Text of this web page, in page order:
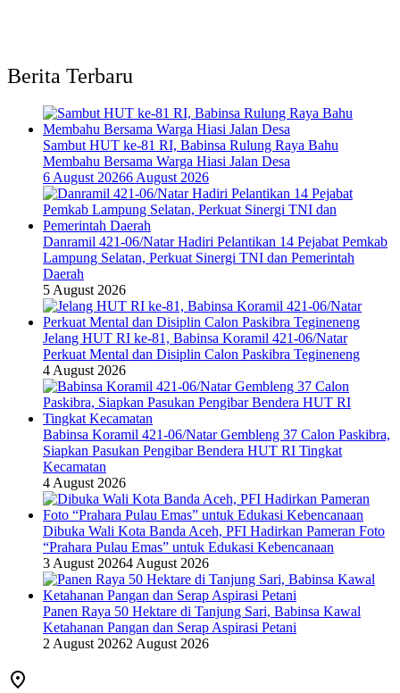
Berita Terbaru
Sambut HUT ke-81 RI, Babinsa Rulung Raya Bahu
Membahu Bersama Warga Hiasi Jalan Desa
6 August 20266 August 2026
Danramil 421-06/Natar Hadiri Pelantikan 14 Pejabat Pemkab
Lampung Selatan, Perkuat Sinergi TNI dan Pemerintah
Daerah
5 August 2026
Jelang HUT RI ke-81, Babinsa Koramil 421-06/Natar
Perkuat Mental dan Disiplin Calon Paskibra Tegineneng
4 August 2026
Babinsa Koramil 421-06/Natar Gembleng 37 Calon Paskibra,
Siapkan Pasukan Pengibar Bendera HUT RI Tingkat
Kecamatan
4 August 2026
Dibuka Wali Kota Banda Aceh, PFI Hadirkan Pameran Foto
“Prahara Pulau Emas” untuk Edukasi Kebencanaan
3 August 20264 August 2026
Panen Raya 50 Hektare di Tanjung Sari, Babinsa Kawal
Ketahanan Pangan dan Serap Aspirasi Petani
2 August 20262 August 2026